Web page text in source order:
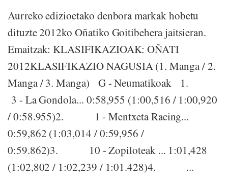
Aurreko edizioetako denbora markak hobetu
dituzte 2012ko Oñatiko Goitibehera jaitsieran.
Emaitzak: KLASIFIKAZIOAK: OÑATI
2012KLASIFIKAZIO NAGUSIA (1. Manga / 2.
Manga / 3. Manga) G - Neumatikoak 1.
3 - La Gondola... 0:58,955 (1:00,516 / 1:00,920
/ 0:58.955)2. 1 - Mentxeta Racing...
0:59,862 (1:03,014 / 0:59,956 /
0:59.862)3. 10 - Zopiloteak ... 1:01,428
(1:02,802 / 1:02,239 / 1:01.428)4. ...